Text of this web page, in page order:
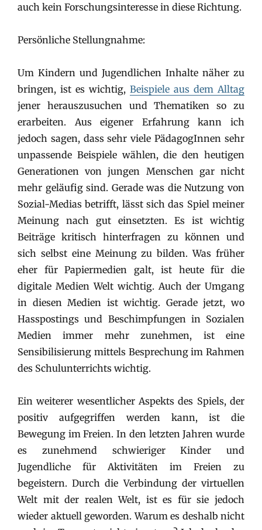
auch kein Forschungsinteresse in diese Richtung.
Persönliche Stellungnahme:
Um Kindern und Jugendlichen Inhalte näher zu
bringen, ist es wichtig, Beispiele aus dem Alltag
jener herauszusuchen und Thematiken so zu
erarbeiten. Aus eigener Erfahrung kann ich
jedoch sagen, dass sehr viele PädagogInnen sehr
unpassende Beispiele wählen, die den heutigen
Generationen von jungen Menschen gar nicht
mehr geläufig sind. Gerade was die Nutzung von
Sozial-Medias betrifft, lässt sich das Spiel meiner
Meinung nach gut einsetzten. Es ist wichtig
Beiträge kritisch hinterfragen zu können und
sich selbst eine Meinung zu bilden. Was früher
eher für Papiermedien galt, ist heute für die
digitale Medien Welt wichtig. Auch der Umgang
in diesen Medien ist wichtig. Gerade jetzt, wo
Hasspostings und Beschimpfungen in Sozialen
Medien immer mehr zunehmen, ist eine
Sensibilisierung mittels Besprechung im Rahmen
des Schulunterrichts wichtig.
Ein weiterer wesentlicher Aspekts des Spiels, der
positiv aufgegriffen werden kann, ist die
Bewegung im Freien. In den letzten Jahren wurde
es zunehmend schwieriger Kinder und
Jugendliche für Aktivitäten im Freien zu
begeistern. Durch die Verbindung der virtuellen
Welt mit der realen Welt, ist es für sie jedoch
wieder aktuell geworden. Warum es deshalb nicht